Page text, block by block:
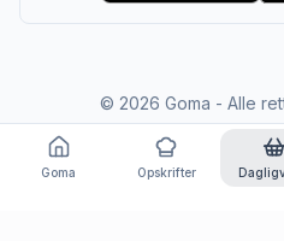
© 2026 Goma - Alle
Goma Opskrifter